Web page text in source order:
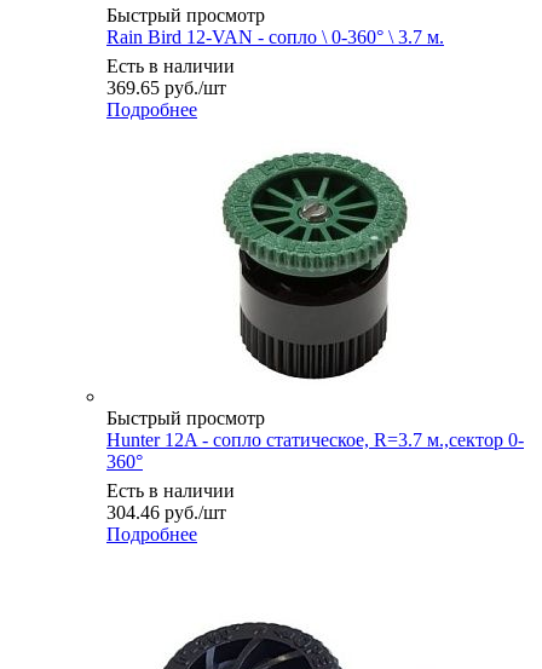
Быстрый просмотр
Rain Bird 12-VAN - сопло \ 0-360° \ 3.7 м.
Есть в наличии
369.65 руб./шт
Подробнее
Быстрый просмотр
Hunter 12A - сопло статическое, R=3.7 м.,сектор 0-
360°
Есть в наличии
304.46 руб./шт
Подробнее